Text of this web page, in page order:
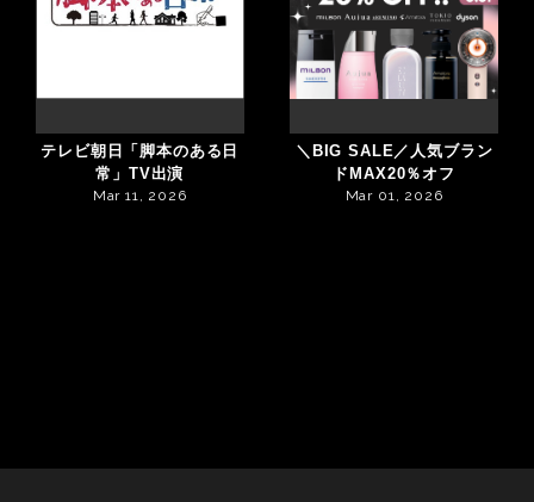
テレビ朝日「脚本のある日
常」TV出演
Mar 11, 2026
＼BIG SALE／人気ブラン
ドMAX20％オフ
Mar 01, 2026